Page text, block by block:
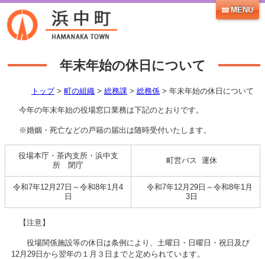
MENU
年末年始の休日について
トップ> 町の組織 > 総務課 > 総務係 > 年末年始の休日について
今年の年末年始の役場窓口業務は下記のとおりです。
※婚姻・死亡などの戸籍の届出は随時受付いたします。
役場本庁・茶内支所・浜中支
所 閉庁
町営バス 運休
令和7年12月27日～令和8年1月4
日
令和7年12月29日～令和8年1月
3日
【注意】
役場関係施設等の休日は条例により、土曜日・日曜日・祝日及び
12月29日から翌年の１月３日までと定められています。